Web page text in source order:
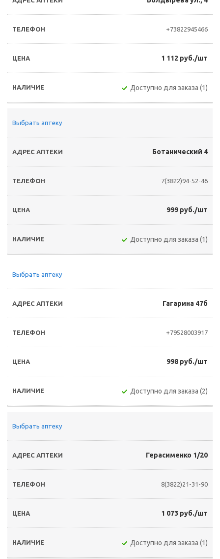
+73822945466
1 112 руб./шт
Доступно для заказа (1)
Выбрать аптеку
Ботанический 4
7(3822)94-52-46
999 руб./шт
Доступно для заказа (1)
Выбрать аптеку
Гагарина 47б
+79528003917
998 руб./шт
Доступно для заказа (2)
Выбрать аптеку
Герасименко 1/20
8(3822)21-31-90
1 073 руб./шт
Доступно для заказа (1)